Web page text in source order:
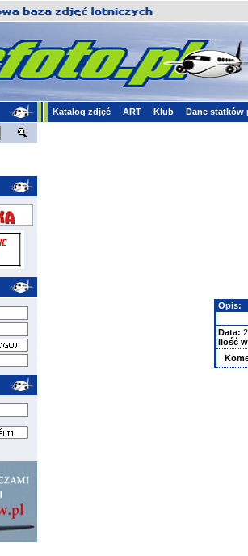
Katalog zdjęć ART Klub Dane statków
Opis:
Data:
Ilość